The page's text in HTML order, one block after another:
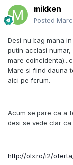
mikken
Posted
Desi nu bag mana
putin acelasi
mare
Mare si fiind dauna
aici pe forum.
Acum se pare ca a
desi se vede clar ca
http://olx.ro/i2/